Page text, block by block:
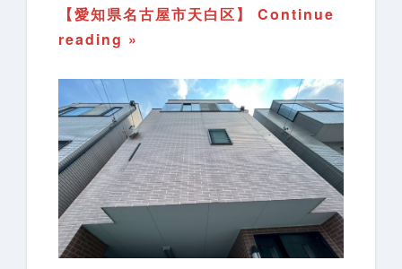
【愛知県名古屋市天白区】
Continue
reading »